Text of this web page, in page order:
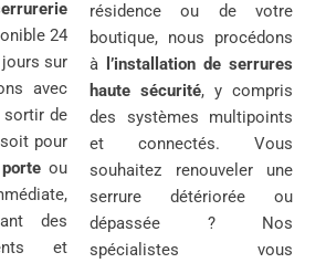
24
sur
avec
sortir de
soit pour
ou
des
et
résidence ou de votre
boutique, nous procédons
à
l’installation de serrures
haute sécurité, y compris
des systèmes multipoints
et connectés. Vous
souhaitez renouveler une
serrure détériorée ou
dépassée ? Nos
spécialistes vous